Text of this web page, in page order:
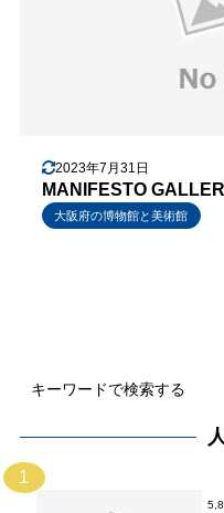
2023年7月31日
MANIFESTO
大阪府の博物館と美術館
1